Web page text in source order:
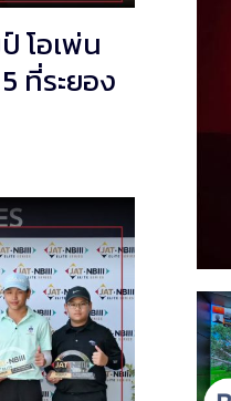
โอเพ่น
ที่ระยอง